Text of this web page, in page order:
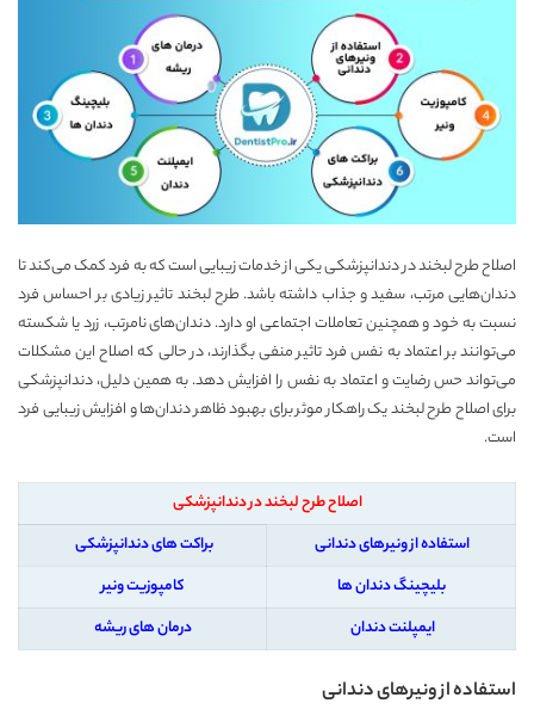
اصلاح طرح لبخند در دندانپزشکی یکی از خدمات زیبایی است که به فرد کمک می‌کند تا
دندان‌هایی مرتب، سفید و جذاب داشته باشد. طرح لبخند تاثیر زیادی بر احساس فرد
نسبت به خود و همچنین تعاملات اجتماعی او دارد. دندان‌های نامرتب، زرد یا شکسته
می‌توانند بر اعتماد به نفس فرد تاثیر منفی بگذارند، در حالی که اصلاح این مشکلات
می‌تواند حس رضایت و اعتماد به نفس را افزایش دهد. به همین دلیل، دندانپزشکی
برای اصلاح طرح لبخند یک راهکار موثر برای بهبود ظاهر دندان‌ها و افزایش زیبایی فرد
است.
اصلاح طرح لبخند در دندانپزشکی
استفاده از ونیرهای دندانی
براکت های دندانپزشکی
بلیچینگ دندان ها
کامپوزیت ونیر
ایمپلنت دندان
درمان های ریشه
استفاده از ونیرهای دندانی